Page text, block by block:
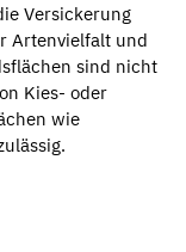
Versickerung
Artenvielfalt und
sind nicht
Kies- oder
wie